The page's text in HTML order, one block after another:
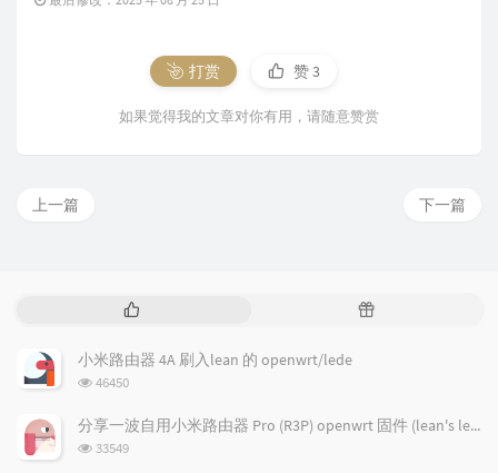
打赏 赞3
如果觉得我的文章对你有用，请随意赞赏
下一篇
上一篇
文
章
随
小米路由器 4A 刷入lean 的 openwrt/lede
浏
次
数:
46450
分享一波自用小米路由器 Pro (R3P) openwrt 固件 (lean's lede)
浏
33549